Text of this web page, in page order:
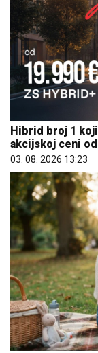
Hibrid broj 1
akcijskoj ceni
03. 08. 2026 13:23